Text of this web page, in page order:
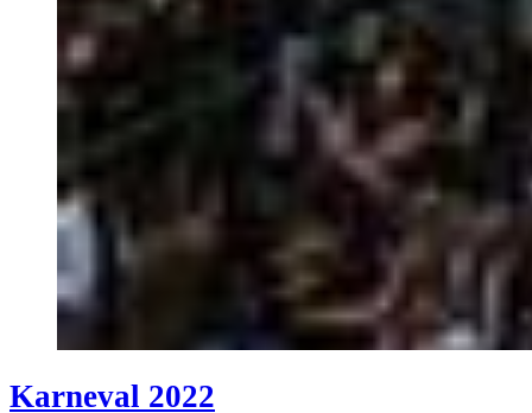
Karneval 2022